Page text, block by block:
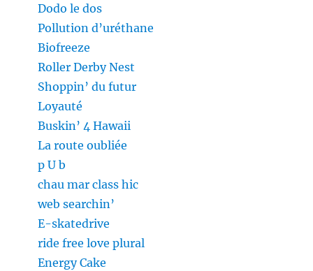
Dodo le dos
Pollution d’uréthane
Biofreeze
Roller Derby Nest
Shoppin’ du futur
Loyauté
Buskin’ 4 Hawaii
La route oubliée
p U b
chau mar class hic
web searchin’
E-skatedrive
ride free love plural
Energy Cake